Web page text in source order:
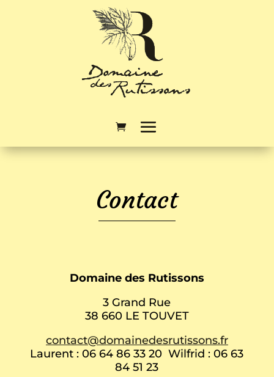
Contact
Domaine des Rutissons
3 Grand Rue
38 660 LE TOUVET
contact@domainedesrutissons.fr
Laurent : 06 64 86 33 20 Wilfrid : 06 63
84 51 23